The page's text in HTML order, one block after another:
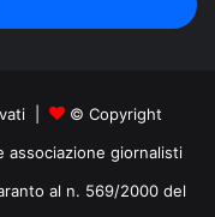
|
© Copyright
associazione giornalisti
al n. 569/2000 del